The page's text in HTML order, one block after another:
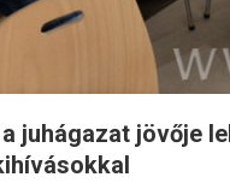
juhágazat jövője